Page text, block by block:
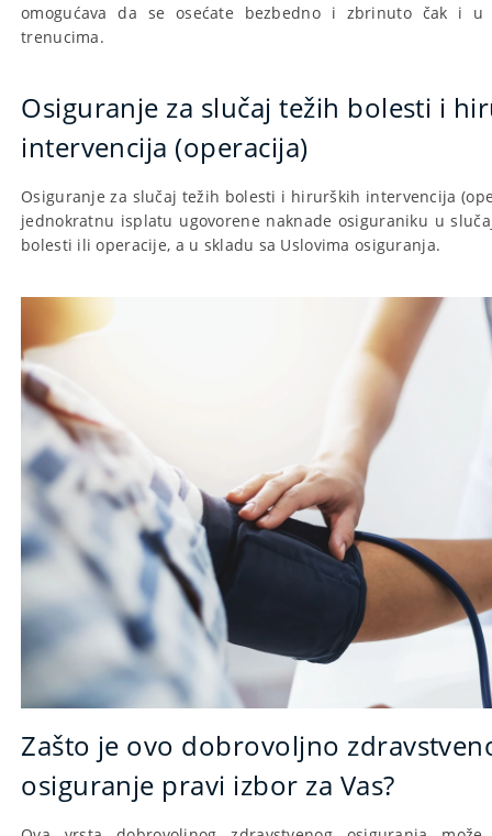
omogućava da se osećate bezbedno i zbrinuto čak i u
trenucima.
Osiguranje za slučaj težih bolesti i
intervencija (operacija)
Osiguranje za slučaj težih bolesti i hirurških intervencija
jednokratnu isplatu ugovorene naknade osiguraniku u
bolesti ili operacije, a u skladu sa Uslovima osiguranja.
Zašto je ovo dobrovoljno
osiguranje pravi izbor za Vas?